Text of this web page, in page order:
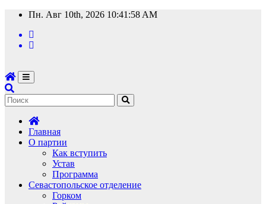
Перейти
содержимому
Пн. Авг 10th, 2026 10:41:59 AM
Главная
О партии
Как вступить
Устав
Программа
Севастопольское отделение
Горком